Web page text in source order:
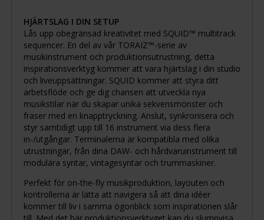
HJÄRTSLAG I DIN SETUP
Lås upp obegränsad kreativitet med SQUID™ multitrack
sequencer. En del av vår TORAIZ™-serie av
musikinstrument och produktionsutrustning, detta
inspirationsverktyg kommer att vara hjärtslag i din studio
och liveuppsättningar. SQUID kommer att styra ditt
arbetsflöde och ge dig chansen att utveckla nya
musikstilar när du skapar unika sekvensmönster och
fraser med en knapptryckning. Anslut, synkronisera och
styr samtidigt upp till 16 instrument via dess flera
in-/utgångar. Terminalerna är kompatibla med olika
utrustningar, från dina DAW- och hårdvaruinstrument till
modulära syntar, vintagesyntar och trummaskiner.
Perfekt för on-the-fly musikproduktion, layouten och
kontrollerna är lätta att navigera så att dina idéer
kommer till liv i samma ögonblick som inspirationen slår